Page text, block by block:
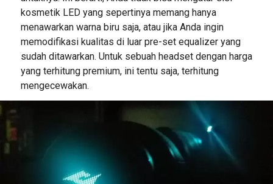
kosmetik LED yang sepertinya memang hanya
menawarkan warna biru saja, atau jika Anda ingin
memodifikasi kualitas di luar pre-set equalizer yang
sudah ditawarkan. Untuk sebuah headset dengan harga
yang terhitung premium, ini tentu saja, terhitung
mengecewakan.